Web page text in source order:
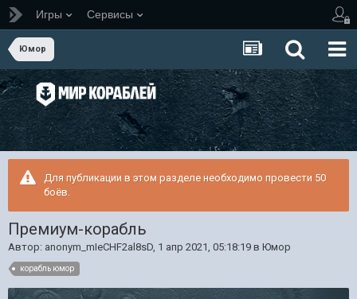
Игры Сервисы
Юмор
Для публикации в этом разделе необходимо провести 50
боёв.
Премиум-корабль
Автор: anonym_mIeCHF2al8sD, 1 апр 2021, 05:18:19 в Юмор
корабль юмор